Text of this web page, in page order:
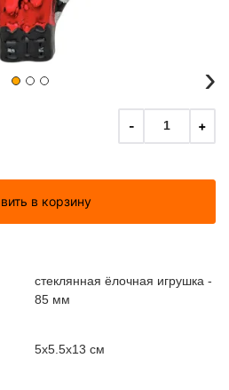
›
- 1 +
в корзину
стеклянная ёлочная игрушка -
85 мм
5x5.5x13 см